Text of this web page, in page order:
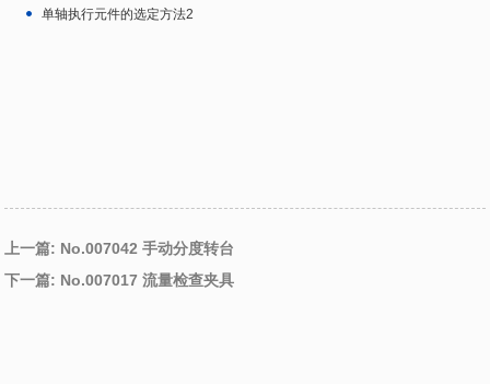
单轴执行元件的选定方法2
上一篇: No.007042 手动分度转台
下一篇: No.007017 流量检查夹具